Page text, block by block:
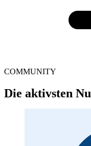
COMMUNITY
Die aktivsten